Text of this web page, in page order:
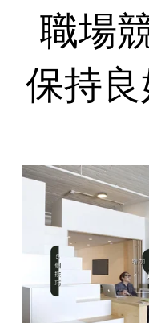
職場
保持